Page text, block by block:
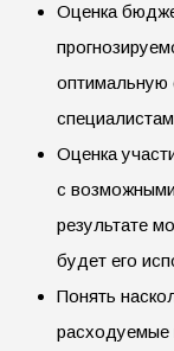
Оценка
оптимальную
Оценка
с
результате
будет его
Понять
расходуемые